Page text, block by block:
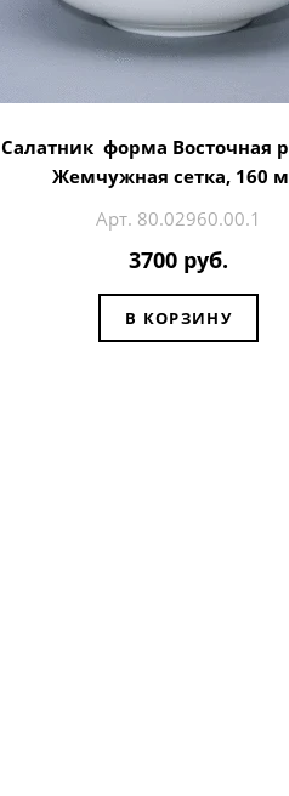
Салатник форма Восточная
Жемчужная сетка, 160
Арт. 80.02960.00.1
3700 руб.
В КОРЗИНУ